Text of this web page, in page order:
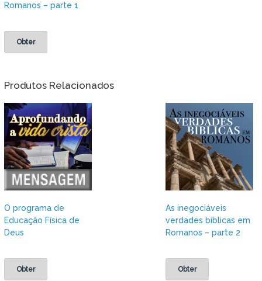
Romanos – parte 1
Obter
Produtos Relacionados
O programa de
Educação Física de
Deus
Obter
As inegociáveis
verdades bíblicas em
Romanos – parte 2
Obter